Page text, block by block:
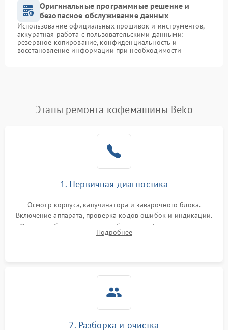
Оригинальные программные решение и
безопасное обслуживание данных
Использование официальных прошивок и инструментов,
аккуратная работа с пользовательскими данными:
резервное копирование, конфиденциальность и
восстановление информации при необходимости
Этапы ремонта кофемашины Beko
1. Первичная диагностика
Осмотр корпуса, капучинатора и заварочного блока.
Включение аппарата, проверка кодов ошибок и индикации.
Оценка работы помпы, термоблока и кофемолки на слух.
Измерение температуры и давления воды для выявления
Подробнее
2. Разборка и очистка